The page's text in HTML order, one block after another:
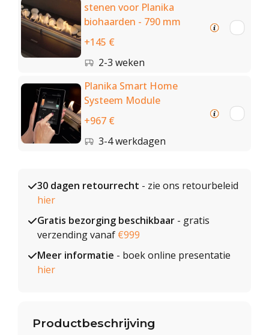
stenen voor Planika
biohaarden - 790 mm
+145 €
2-3 weken
Planika Smart Home
Systeem Module
+967 €
3-4 werkdagen
30 dagen retourrecht - zie ons retourbeleid
hier
Gratis bezorging beschikbaar - gratis
verzending vanaf €999
Meer informatie - boek online presentatie
hier
Productbeschrijving